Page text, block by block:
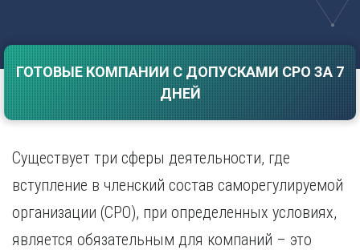
Е
Екатеринбург
И
Ижевск
Иркутск
К
Казань
Симферополь
Смоленск
Тамбов
Тверь
Томск
Тула
ГОТОВЫЕ КОМПАНИИ С ДОПУСКАМИ СРО ЗА 7
ДНЕЙ
Существует три сферы деятельности, где
вступление в членский состав саморегулируемой
организации (СРО), при определенных условиях,
является обязательным для компаний – это